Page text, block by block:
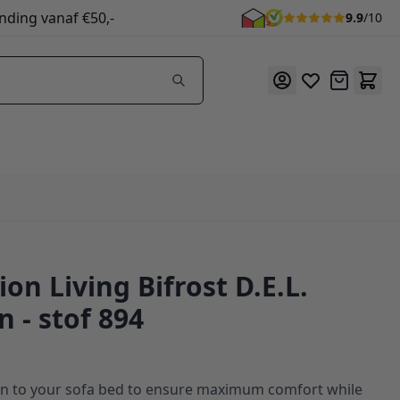
vanaf €50,- 9.9/10
Offerte
Living Bifrost D.E.L.
- stof 894
to your sofa bed to ensure maximum comfort while